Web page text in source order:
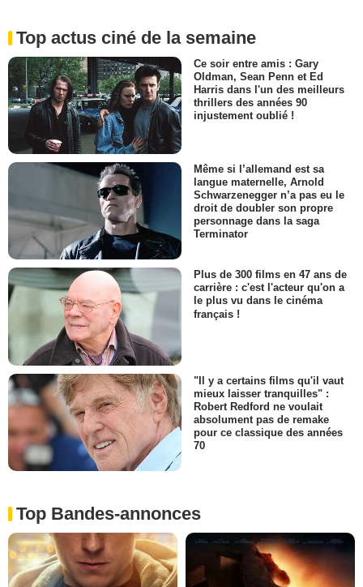
Top actus ciné de la semaine
Ce soir entre amis : Gary
Oldman, Sean Penn et Ed
Harris dans l'un des meilleurs
thrillers des années 90
injustement oublié !
Même si l’allemand est sa
langue maternelle, Arnold
Schwarzenegger n’a pas eu le
droit de doubler son propre
personnage dans la saga
Terminator
Plus de 300 films en 47 ans de
carrière : c'est l'acteur qu'on a
le plus vu dans le cinéma
français !
"Il y a certains films qu'il vaut
mieux laisser tranquilles" :
Robert Redford ne voulait
absolument pas de remake
pour ce classique des années
70
Top Bandes-annonces